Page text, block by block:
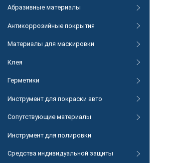
Абразивные материалы
Антикоррозийные покрытия
Материалы для маскировки
Клея
Герметики
Инструмент для покраски авто
Сопутствующие материалы
Инструмент для полировки
Средства индивидуальной защиты